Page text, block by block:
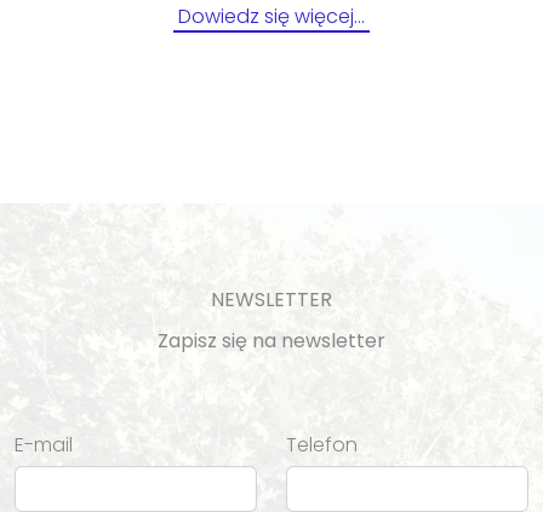
Dowiedz się więcej…
NEWSLETTER
Zapisz się na newsletter
E-mail Telefon